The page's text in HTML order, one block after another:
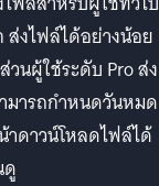
ส่งไฟล์ได้อย่างน้อย
วนผู้ใช้ระดับ Pro ส่ง
มารถกำหนดวันหมด
ดาวน์โหลดไฟล์ได้